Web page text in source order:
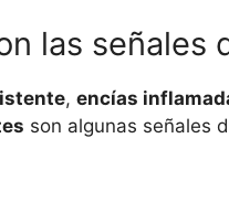
las señales
, encías
son algunas señales